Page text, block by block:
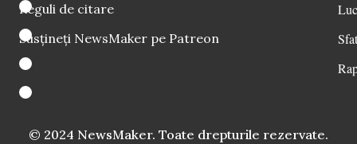
Reguli de citare
Susțineți NewsMaker pe Patreon
© 2024 NewsMaker. Toate drepturile rezervate.